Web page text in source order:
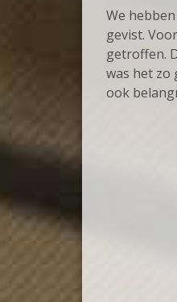
We
gevist.
getroffen.
was het zo
ook